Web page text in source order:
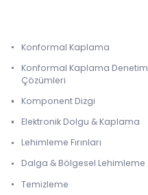
Konformal Kaplama
Konformal Kaplama Denetim
Çözümleri
Komponent Dizgi
Elektronik Dolgu & Kaplama
Lehimleme Fırınları
Dalga & Bölgesel Lehimleme
Temizleme